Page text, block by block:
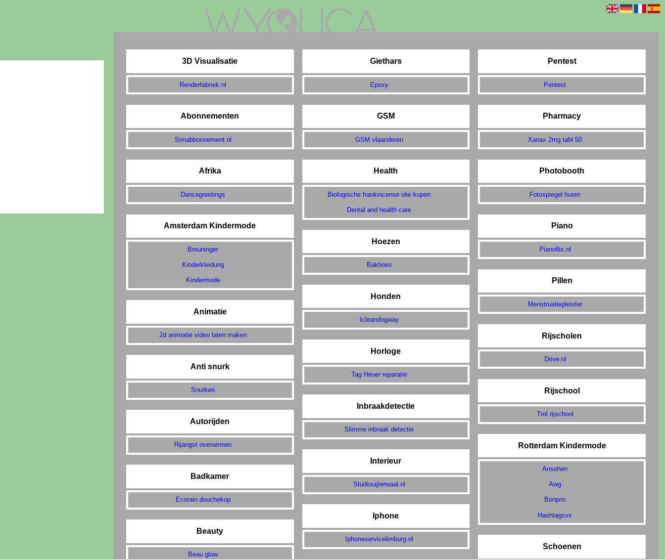
3D Visualisatie
Renderfabriek.nl
Abonnementen
Simabbonnement.nl
Afrika
Dancegreetings
Amsterdam Kindermode
Breuninger
Kinderkleidung
Kindermode
Animatie
2d animatie video laten maken
Anti snurk
Snurken
Autorijden
Rijangst overwinnen
Badkamer
Ecorain douchekop
Beauty
Beau glow
Giethars
Epoxy
GSM
GSM.vlaanderen
Health
Biologische frankincense olie kopen
Dental and health care
Hoezen
Bakhoes
Honden
Icleandogway
Horloge
Tag Heuer reparatie
Inbraakdetectie
Slimme inbraak detectie
Interieur
Studiouijterwaal.nl
Iphone
Iphoneservicelimburg.nl
Pentest
Pentest
Pharmacy
Xanax 2mg tabl 50
Photobooth
Fotospiegel huren
Piano
Pianoflix.nl
Pillen
Menstruatiepleister
Rijscholen
Drive.nl
Rijschool
Trol rijschool
Rotterdam Kindermode
Ansehen
Awg
Bonprix
Hashtagsvv
Schoenen